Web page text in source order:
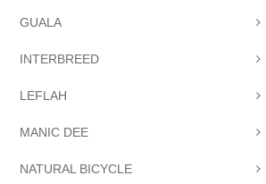
GUALA
INTERBREED
LEFLAH
MANIC DEE
NATURAL BICYCLE